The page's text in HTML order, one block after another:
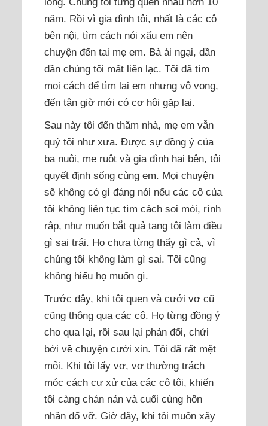
năm. Rồi vì gia đình tôi, nhất là các cô
bên nội, tìm cách nói xấu em nên
chuyện đến tai mẹ em. Bà ái ngại, dần
dần chúng tôi mất liên lạc. Tôi đã tìm
mọi cách để tìm lại em nhưng vô vọng,
đến tận giờ mới có cơ hội gặp lại.
Sau này tôi đến thăm nhà, mẹ em vẫn
quý tôi như xưa. Được sự đồng ý của
ba nuôi, mẹ ruột và gia đình hai bên, tôi
quyết định sống cùng em. Mọi chuyện
sẽ không có gì đáng nói nếu các cô của
tôi không liên tục tìm cách soi mói, rình
rập, như muốn bắt quả tang tôi làm điều
gì sai trái. Họ chưa từng thấy gì cả, vì
chúng tôi không làm gì sai. Tôi cũng
không hiểu họ muốn gì.
Trước đây, khi tôi quen và cưới vợ cũ
cũng thông qua các cô. Họ từng đồng ý
cho qua lại, rồi sau lại phản đối, chửi
bới về chuyện cưới xin. Tôi đã rất mệt
mỏi. Khi tôi lấy vợ, vợ thường trách
móc cách cư xử của các cô tôi, khiến
tôi càng chán nản và cuối cùng hôn
nhân đổ vỡ. Giờ đây, khi tôi muốn xây